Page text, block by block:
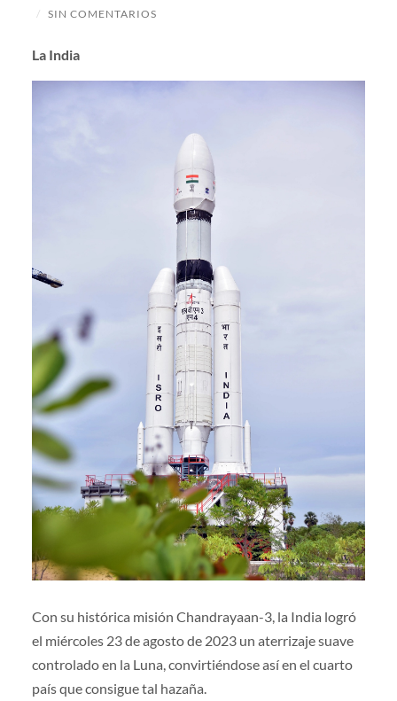
/ SIN COMENTARIOS
La India
Con su histórica misión Chandrayaan-3, la India logró
el miércoles 23 de agosto de 2023 un aterrizaje suave
controlado en la Luna, convirtiéndose así en el cuarto
país que consigue tal hazaña.